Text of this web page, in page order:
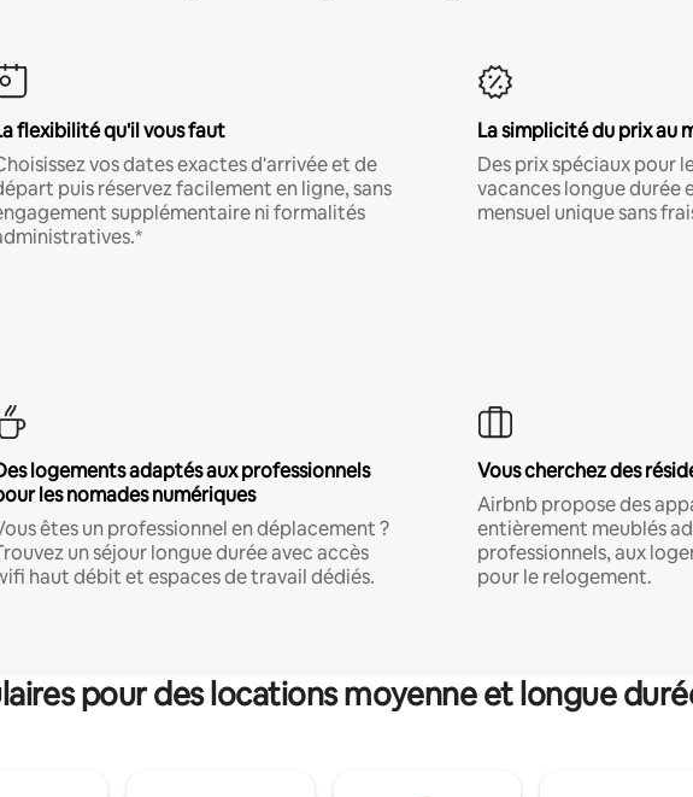
flexibilité qu'il vous faut
vos dates exactes d'arrivée et de
puis réservez facilement en ligne, sans
supplémentaire ni formalités
La simplicité du prix au
Des prix spéciaux pour
vacances longue durée
mensuel unique sans
logements adaptés aux professionnels
les nomades numériques
êtes un professionnel en déplacement ?
un séjour longue durée avec accès
haut débit et espaces de travail dédiés.
Vous cherchez des
Airbnb propose des
entièrement meublés
professionnels, aux
pour le relogement.
pour des locations moyenne et longue